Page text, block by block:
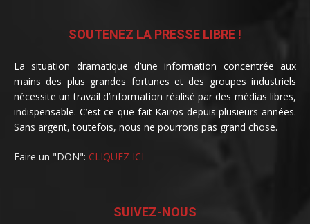
SOUTENEZ LA PRESSE LIBRE !
La situation dramatique d’une information concentrée aux
mains des plus grandes fortunes et des groupes industriels
nécessite un travail d’information réalisé par des médias libres,
indispensable. C’est ce que fait Kairos depuis plusieurs années.
Sans argent, toutefois, nous ne pourrons pas grand chose.
Faire un "DON": CLIQUEZ ICI
SUIVEZ-NOUS